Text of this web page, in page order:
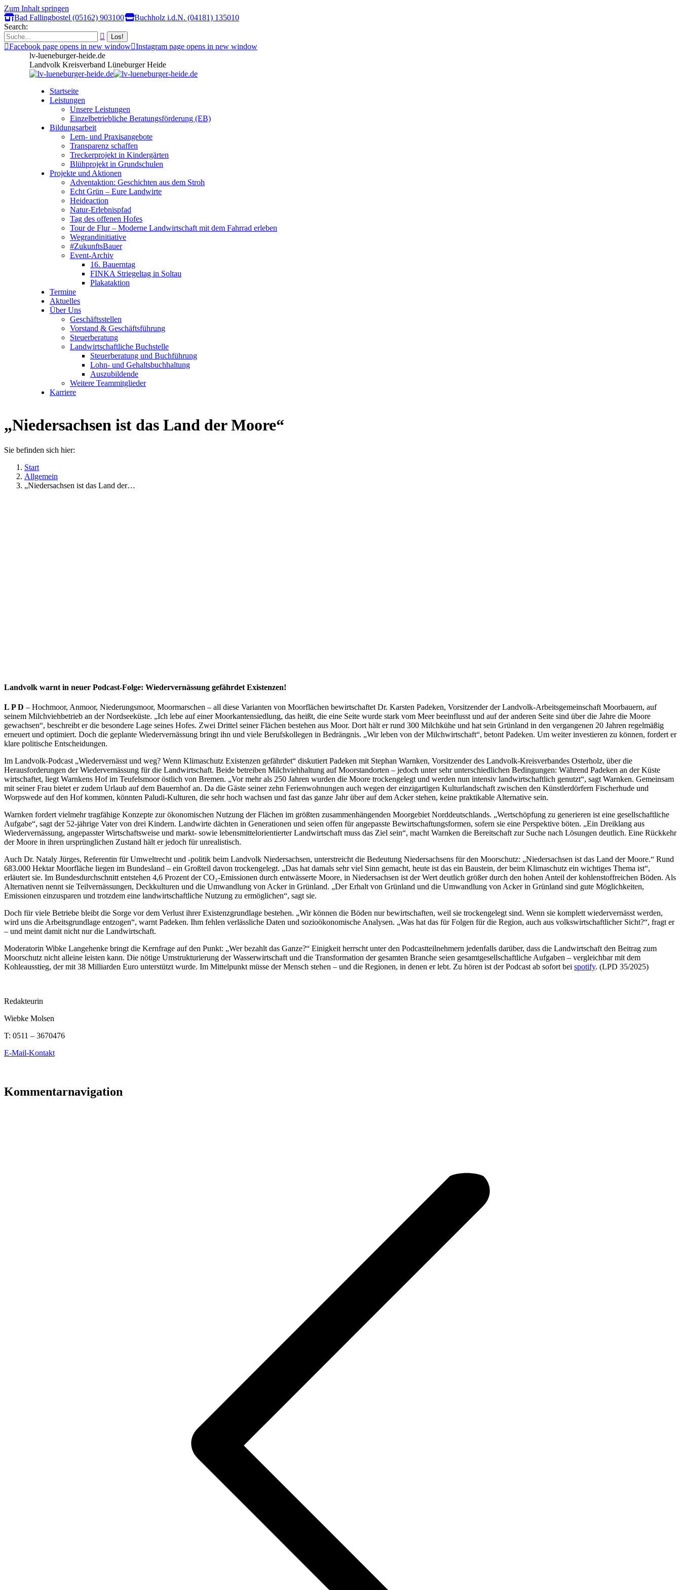
Zum Inhalt springen
Bad Fallingbostel (05162) 903100
Buchholz i.d.N. (04181) 135010
Search:
Facebook page opens in new window Instagram page opens in new window
lv-lueneburger-heide.de
Landvolk Kreisverband Lüneburger Heide
Startseite
Leistungen
Unsere Leistungen
Einzelbetriebliche Beratungsförderung (EB)
Bildungsarbeit
Lern- und Praxisangebote
Transparenz schaffen
Treckerprojekt in Kindergärten
Blühprojekt in Grundschulen
Projekte und Aktionen
Adventaktion: Geschichten aus dem Stroh
Echt Grün – Eure Landwirte
Heideaction
Natur-Erlebnispfad
Tag des offenen Hofes
Tour de Flur – Moderne Landwirtschaft mit dem Fahrrad erleben
Wegrandinitiative
#ZukunftsBauer
Event-Archiv
16. Bauerntag
FINKA Striegeltag in Soltau
Plakataktion
Termine
Aktuelles
Über Uns
Geschäftsstellen
Vorstand & Geschäftsführung
Steuerberatung
Landwirtschaftliche Buchstelle
Steuerberatung und Buchführung
Lohn- und Gehaltsbuchhaltung
Auszubildende
Weitere Teammitglieder
Karriere
„Niedersachsen ist das Land der Moore“
Sie befinden sich hier:
Start
Allgemein
„Niedersachsen ist das Land der…
Landvolk warnt in neuer Podcast-Folge: Wiedervernässung gefährdet Existenzen!
L P D – Hochmoor, Anmoor, Niederungsmoor, Moormarschen – all diese Varianten von Moorflächen bewirtschaftet Dr. Karsten Padeken, Vorsitzender der Landvolk-Arbeitsgemeinschaft Moorbauern, auf
seinem Milchviehbetrieb an der Nordseeküste. „Ich lebe auf einer Moorkantensiedlung, das heißt, die eine Seite wurde stark vom Meer beeinflusst und auf der anderen Seite sind über die Jahre die Moore
gewachsen“, beschreibt er die besondere Lage seines Hofes. Zwei Drittel seiner Flächen bestehen aus Moor. Dort hält er rund 300 Milchkühe und hat sein Grünland in den vergangenen 20 Jahren regelmäßig
erneuert und optimiert. Doch die geplante Wiedervernässung bringt ihn und viele Berufskollegen in Bedrängnis. „Wir leben von der Milchwirtschaft“, betont Padeken. Um weiter investieren zu können, fordert er
klare politische Entscheidungen.
Im Landvolk-Podcast „Wiedervernässt und weg? Wenn Klimaschutz Existenzen gefährdet“ diskutiert Padeken mit Stephan Warnken, Vorsitzender des Landvolk-Kreisverbandes Osterholz, über die
Herausforderungen der Wiedervernässung für die Landwirtschaft. Beide betreiben Milchviehhaltung auf Moorstandorten – jedoch unter sehr unterschiedlichen Bedingungen: Während Padeken an der Küste
wirtschaftet, liegt Warnkens Hof im Teufelsmoor östlich von Bremen. „Vor mehr als 250 Jahren wurden die Moore trockengelegt und werden nun intensiv landwirtschaftlich genutzt“, sagt Warnken. Gemeinsam
mit seiner Frau bietet er zudem Urlaub auf dem Bauernhof an. Da die Gäste seiner zehn Ferienwohnungen auch wegen der einzigartigen Kulturlandschaft zwischen den Künstlerdörfern Fischerhude und
Worpswede auf den Hof kommen, könnten Paludi-Kulturen, die sehr hoch wachsen und fast das ganze Jahr über auf dem Acker stehen, keine praktikable Alternative sein.
Warnken fordert vielmehr tragfähige Konzepte zur ökonomischen Nutzung der Flächen im größten zusammenhängenden Moorgebiet Norddeutschlands. „Wertschöpfung zu generieren ist eine gesellschaftliche
Aufgabe“, sagt der 52-jährige Vater von drei Kindern. Landwirte dächten in Generationen und seien offen für angepasste Bewirtschaftungsformen, sofern sie eine Perspektive böten. „Ein Dreiklang aus
Wiedervernässung, angepasster Wirtschaftsweise und markt- sowie lebensmittelorientierter Landwirtschaft muss das Ziel sein“, macht Warnken die Bereitschaft zur Suche nach Lösungen deutlich. Eine Rückkehr
der Moore in ihren ursprünglichen Zustand hält er jedoch für unrealistisch.
Auch Dr. Nataly Jürges, Referentin für Umweltrecht und -politik beim Landvolk Niedersachsen, unterstreicht die Bedeutung Niedersachsens für den Moorschutz: „Niedersachsen ist das Land der Moore.“ Rund
683.000 Hektar Moorfläche liegen im Bundesland – ein Großteil davon trockengelegt. „Das hat damals sehr viel Sinn gemacht, heute ist das ein Baustein, der beim Klimaschutz ein wichtiges Thema ist“,
erläutert sie. Im Bundesdurchschnitt entstehen 4,6 Prozent der CO₂-Emissionen durch entwässerte Moore, in Niedersachsen ist der Wert deutlich größer durch den hohen Anteil der kohlenstoffreichen Böden. Als
Alternativen nennt sie Teilvernässungen, Deckkulturen und die Umwandlung von Acker in Grünland. „Der Erhalt von Grünland und die Umwandlung von Acker in Grünland sind gute Möglichkeiten,
Emissionen einzusparen und trotzdem eine landwirtschaftliche Nutzung zu ermöglichen“, sagt sie.
Doch für viele Betriebe bleibt die Sorge vor dem Verlust ihrer Existenzgrundlage bestehen. „Wir können die Böden nur bewirtschaften, weil sie trockengelegt sind. Wenn sie komplett wiedervernässt werden,
wird uns die Arbeitsgrundlage entzogen“, warnt Padeken. Ihm fehlen verlässliche Daten und sozioökonomische Analysen. „Was hat das für Folgen für die Region, auch aus volkswirtschaftlicher Sicht?“, fragt er
– und meint damit nicht nur die Landwirtschaft.
Moderatorin Wibke Langehenke bringt die Kernfrage auf den Punkt: „Wer bezahlt das Ganze?“ Einigkeit herrscht unter den Podcastteilnehmern jedenfalls darüber, dass die Landwirtschaft den Beitrag zum
Moorschutz nicht alleine leisten kann. Die nötige Umstrukturierung der Wasserwirtschaft und die Transformation der gesamten Branche seien gesamtgesellschaftliche Aufgaben – vergleichbar mit dem
Kohleausstieg, der mit 38 Milliarden Euro unterstützt wurde. Im Mittelpunkt müsse der Mensch stehen – und die Regionen, in denen er lebt. Zu hören ist der Podcast ab sofort bei spotify. (LPD 35/2025)
Redakteurin
Wiebke Molsen
T: 0511 – 3670476
E-Mail-Kontakt
Kommentarnavigation